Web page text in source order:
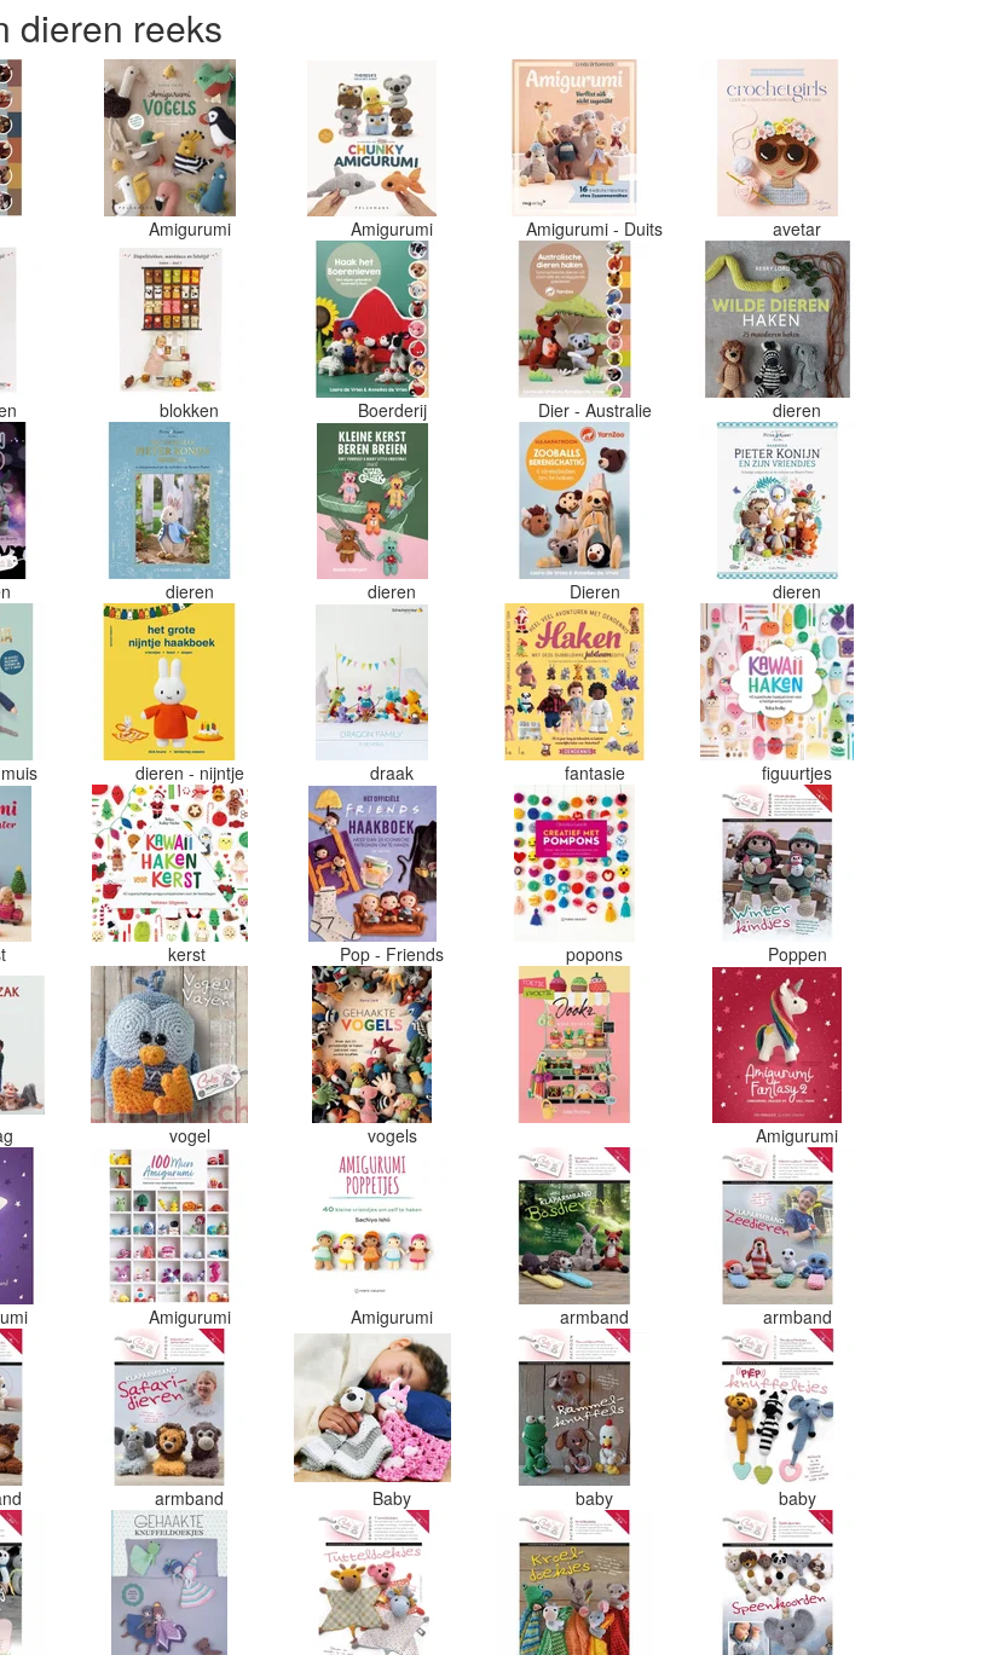
welke kleurcode bij welke bol
Had ook 3x 50 gram zwart besteld
maar door de andere bollen zitten
er nu verschillende kleuren vezels
in het zwart. Dat vind ik erg
jammer. Als ik nu wil nabestellen
moet ik maar hopen dat ik de
kleurcode bij de juiste bol heb
gedaan. Misschien een tip om de
kleuren apart in te pakken met
sticker welke kleur het is?
Desondanks zou ik deze shop
wel aanbevelen wat betreft de
viltwol. Goede prijs/kwaliteit
verhouding.
dieren reeks
Amigurumi Amigurumi Amigurumi - Duits avetar
blokken Boerderij Dier - Australie dieren
dieren dieren Dieren dieren
dieren - nijntje draak fantasie figuurtjes
kerst Pop - Friends popons Poppen
vogel vogels Amigurumi
Amigurumi Amigurumi armband armband
armband Baby baby baby